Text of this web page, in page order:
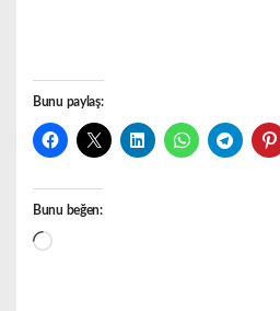
Bunu paylaş:
Bunu beğen:
Yükleniyor...